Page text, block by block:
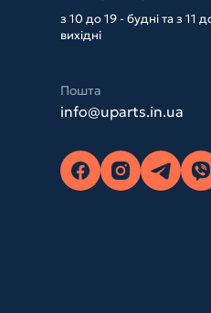
з 10 до 19 - будні та з 11
вихідні
Пошта
info@uparts.in.ua